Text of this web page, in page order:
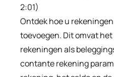
2:01)
Ontdek hoe u
toevoegen. Dit omvat
rekeningen als
contante rekening